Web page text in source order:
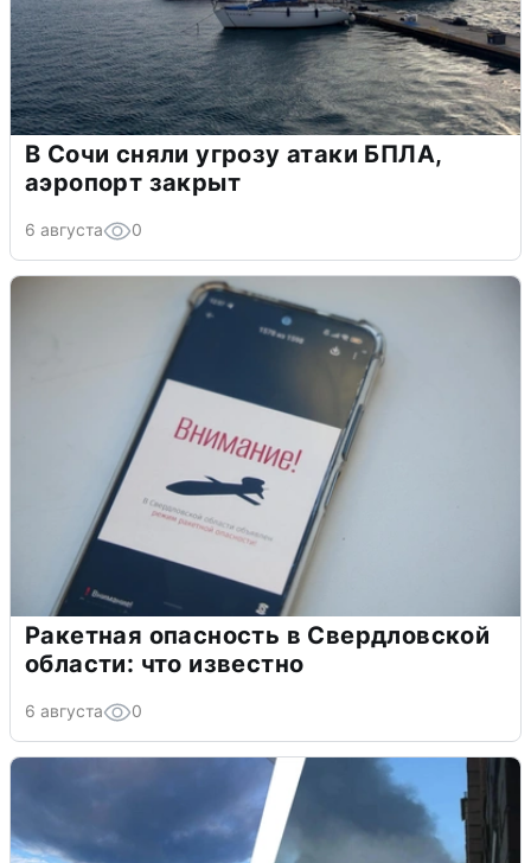
В Сочи сняли угрозу атаки БПЛА,
аэропорт закрыт
6 августа 0
Ракетная опасность в Свердловской
области: что известно
6 августа 0